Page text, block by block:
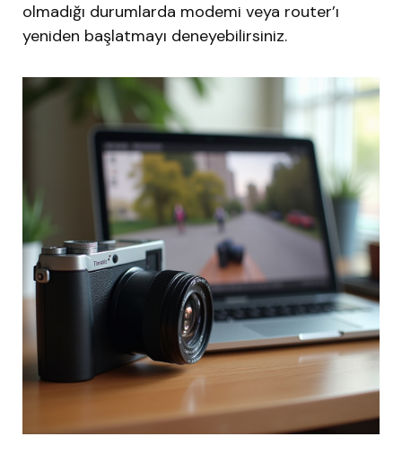
olmadığı durumlarda modemi veya router’ı
yeniden başlatmayı deneyebilirsiniz.